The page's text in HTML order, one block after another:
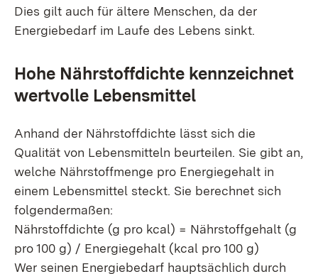
Dies gilt auch für ältere Menschen, da der
Energiebedarf im Laufe des Lebens sinkt.
Hohe Nährstoffdichte kennzeichnet
wertvolle Lebensmittel
Anhand der Nährstoffdichte lässt sich die
Qualität von Lebensmitteln beurteilen. Sie gibt an,
welche Nährstoffmenge pro Energiegehalt in
einem Lebensmittel steckt. Sie berechnet sich
folgendermaßen:
Nährstoffdichte (g pro kcal) = Nährstoffgehalt (g
pro 100 g) / Energiegehalt (kcal pro 100 g)
Wer seinen Energiebedarf hauptsächlich durch